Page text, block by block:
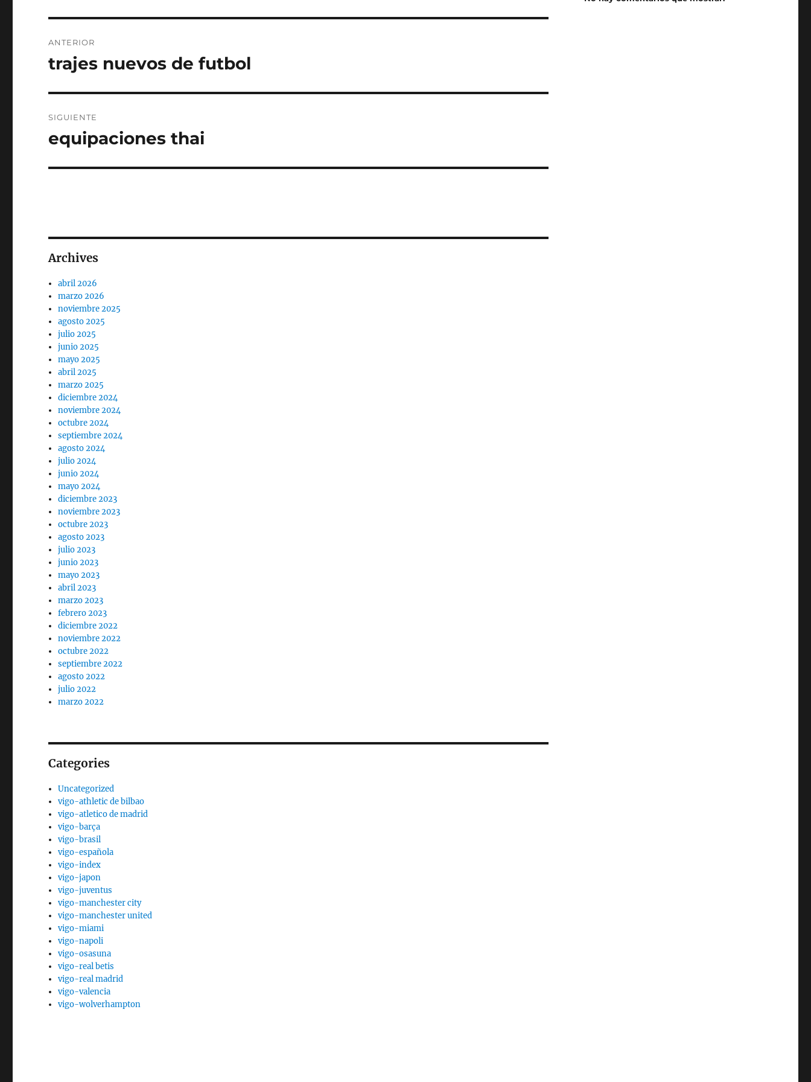
de
ANTERIOR
Entrada
trajes nuevos de futbol
SIGUIENTE
Entrada
equipaciones thai
Archives
abril 2026
marzo 2026
noviembre 2025
agosto 2025
julio 2025
junio 2025
mayo 2025
abril 2025
marzo 2025
diciembre 2024
noviembre 2024
octubre 2024
septiembre 2024
agosto 2024
julio 2024
junio 2024
mayo 2024
diciembre 2023
noviembre 2023
octubre 2023
agosto 2023
julio 2023
junio 2023
mayo 2023
abril 2023
marzo 2023
febrero 2023
diciembre 2022
noviembre 2022
octubre 2022
septiembre 2022
agosto 2022
julio 2022
marzo 2022
Categories
Uncategorized
vigo-athletic de bilbao
vigo-atletico de madrid
vigo-barça
vigo-brasil
vigo-española
vigo-index
vigo-japon
vigo-juventus
vigo-manchester city
vigo-manchester united
vigo-miami
vigo-napoli
vigo-osasuna
vigo-real betis
vigo-real madrid
vigo-valencia
vigo-wolverhampton